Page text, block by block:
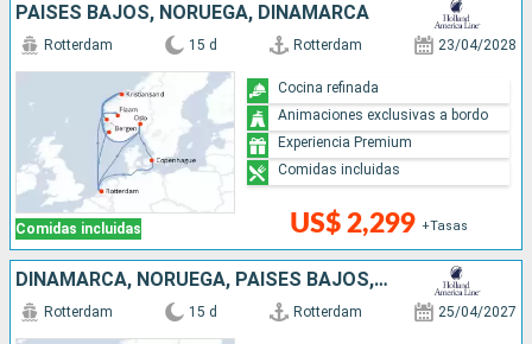
PAISES BAJOS, NORUEGA, DINAMARCA
Comidas incluidas
Rotterdam 15 d Rotterdam 23/04/2028
US$ 2,299 +Tasas
Cocina refinada
Animaciones exclusivas a bordo
Experiencia Premium
Comidas incluidas
DINAMARCA, NORUEGA, PAISES BAJOS, REINO UNIDO
Rotterdam 15 d Rotterdam 25/04/2027